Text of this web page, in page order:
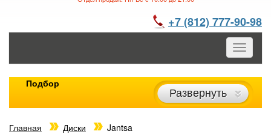
+7 (812) 777-90-98
Toggle
Подбор
Развернуть
Главная Диски Jantsa